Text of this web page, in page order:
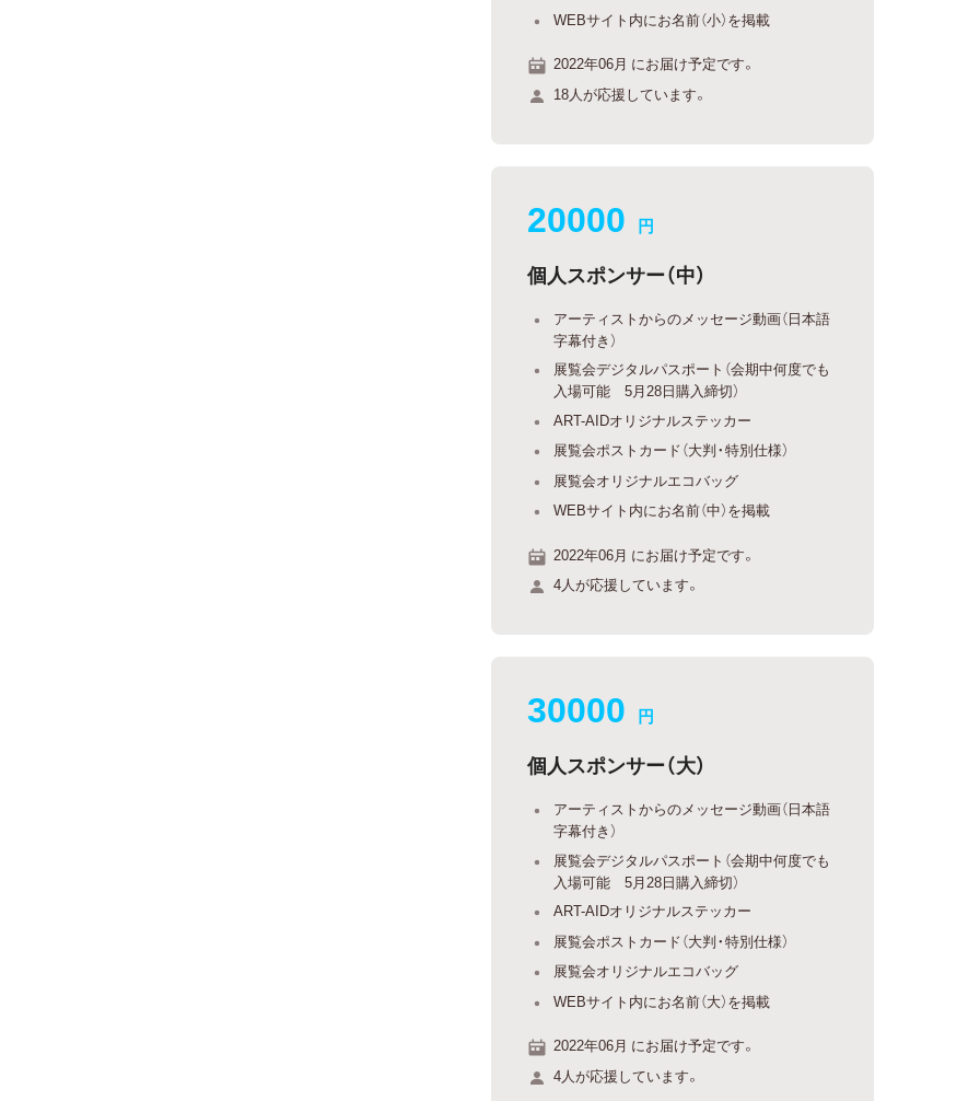
WEBサイト内にお名前（小）を掲載
2022年06月 にお届け予定です。
18人が応援しています。
20000 円
個人スポンサー（中）
アーティストからのメッセージ動画（日本語
字幕付き）
展覧会デジタルパスポート（会期中何度でも
入場可能 5月28日購入締切）
ART-AIDオリジナルステッカー
展覧会ポストカード（大判・特別仕様）
展覧会オリジナルエコバッグ
WEBサイト内にお名前（中）を掲載
2022年06月 にお届け予定です。
4人が応援しています。
30000 円
個人スポンサー（大）
アーティストからのメッセージ動画（日本語
字幕付き）
展覧会デジタルパスポート（会期中何度でも
入場可能 5月28日購入締切）
ART-AIDオリジナルステッカー
展覧会ポストカード（大判・特別仕様）
展覧会オリジナルエコバッグ
WEBサイト内にお名前（大）を掲載
2022年06月 にお届け予定です。
4人が応援しています。